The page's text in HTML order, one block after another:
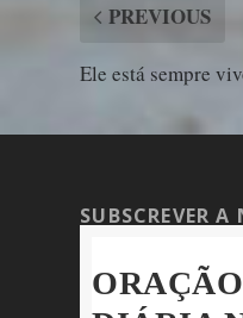
PREVIOUS
Ele está sempre
SUBSCREVER
ORAÇÃO